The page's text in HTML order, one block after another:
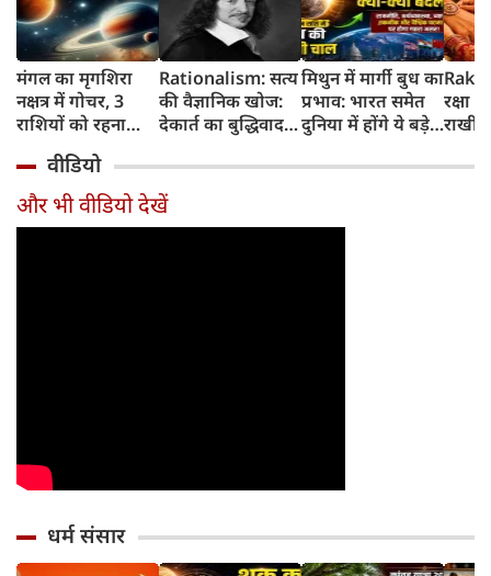
मंगल का मृगशिरा
नक्षत्र में गोचर, 3
राशियों को रहना
सावधान
Rationalism: सत्य
की वैज्ञानिक खोज:
देकार्त का बुद्धिवाद
का जन्म
मिथुन में मार्गी बुध का
प्रभाव: भारत समेत
दुनिया में होंगे ये बड़े
रक्षा
राखी
वीडियो
और भी वीडियो देखें
धर्म संसार